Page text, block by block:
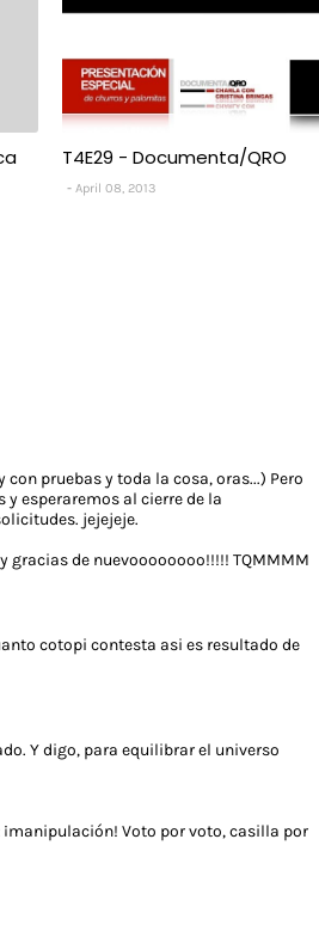
T4E29 - Documenta/QRO
April 08, 2013
pruebas y toda la cosa, oras...) Pero
esperaremos al cierre de la
jejejeje.
de nuevoooooooo!!!!! TQMMMM
cotopi contesta asi es resultado de
Y digo, para equilibrar el universo
Voto por voto, casilla por